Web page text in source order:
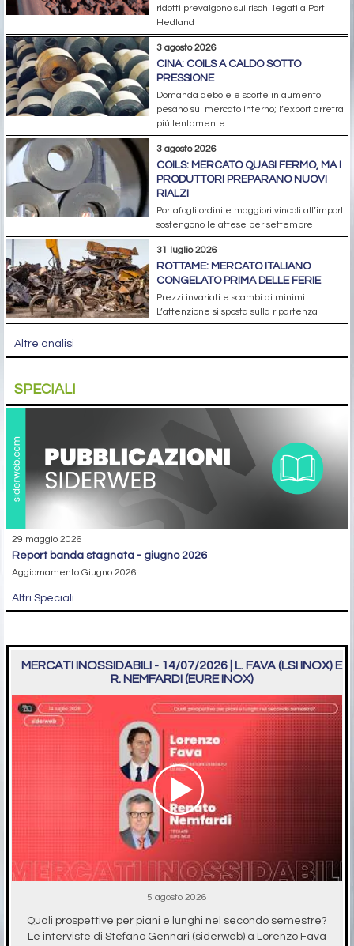
ridotti prevalgono sui rischi legati a Port
Hedland
3 agosto 2026
CINA: COILS A CALDO SOTTO
PRESSIONE
Domanda debole e scorte in aumento
pesano sul mercato interno; l’export arretra
più lentamente
3 agosto 2026
COILS: MERCATO QUASI FERMO, MA I
PRODUTTORI PREPARANO NUOVI
RIALZI
Portafogli ordini e maggiori vincoli all’import
sostengono le attese per settembre
31 luglio 2026
ROTTAME: MERCATO ITALIANO
CONGELATO PRIMA DELLE FERIE
Prezzi invariati e scambi ai minimi.
L’attenzione si sposta sulla ripartenza
Altre analisi
SPECIALI
29 maggio 2026
report banda stagnata - giugno 2026
Aggiornamento Giugno 2026
Altri Speciali
MERCATI INOSSIDABILI - 14/07/2026 | L. FAVA (LSI INOX) E
R. NEMFARDI (EURE INOX)
5 agosto 2026
Quali prospettive per piani e lunghi nel secondo semestre?
Le interviste di Stefano Gennari (siderweb) a Lorenzo Fava